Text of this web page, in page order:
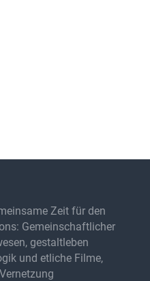
Zeit für den
Gemeinschaftlicher
gestaltleben
und etliche Filme,